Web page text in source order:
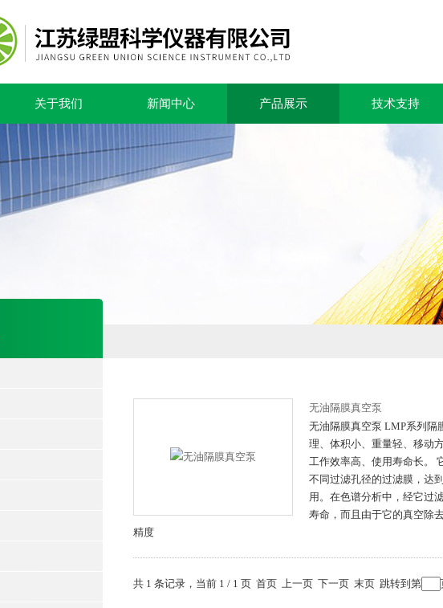
关于我们 新闻中心 产品展示 技术支持
无油隔膜真空泵
无油隔膜真空泵 LMP系列隔
理、体积小、重量轻、移动
工作效率高、使用寿命长。
不同过滤孔径的过滤膜，达
用。在色谱分析中，经它过
寿命，而且由于它的真空除
精度
共 1 条记录，当前 1 / 1 页 首页 上一页 下一页 末页 跳转到第